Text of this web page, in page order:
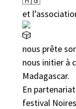
et
nous prête
nous initier à
Madagascar.
En
festival